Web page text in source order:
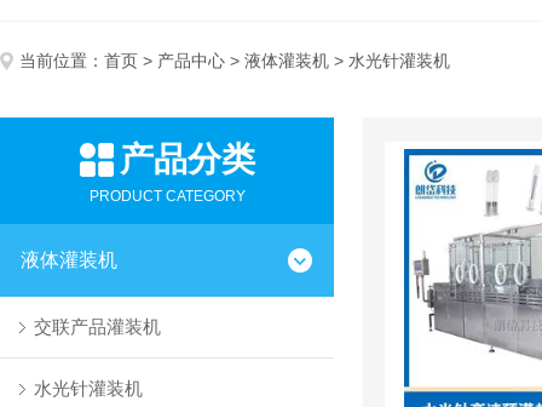
当前位置： 首页 > 产品中心 > 液体灌装机 > 水光针灌装机
产品分类
PRODUCT CATEGORY
液体灌装机
交联产品灌装机
水光针灌装机